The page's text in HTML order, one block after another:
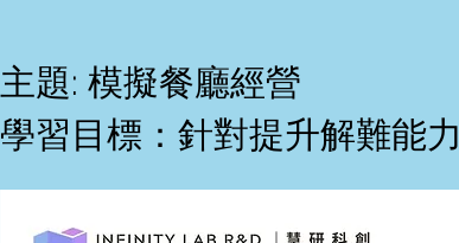
主題: 模擬餐廳經營
學習目標：針對提升解難能力